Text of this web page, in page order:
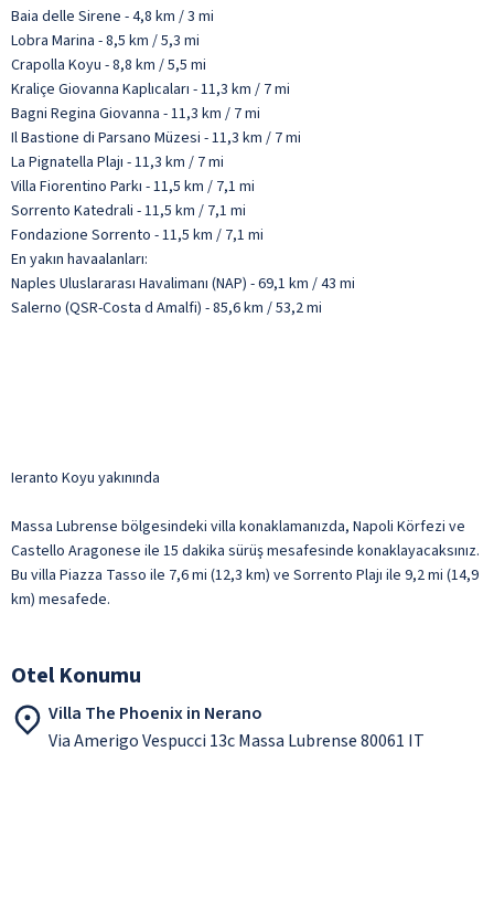
Baia delle Sirene - 4,8 km / 3 mi
Lobra Marina - 8,5 km / 5,3 mi
Crapolla Koyu - 8,8 km / 5,5 mi
Kraliçe Giovanna Kaplıcaları - 11,3 km / 7 mi
Bagni Regina Giovanna - 11,3 km / 7 mi
Il Bastione di Parsano Müzesi - 11,3 km / 7 mi
La Pignatella Plajı - 11,3 km / 7 mi
Villa Fiorentino Parkı - 11,5 km / 7,1 mi
Sorrento Katedrali - 11,5 km / 7,1 mi
Fondazione Sorrento - 11,5 km / 7,1 mi
En yakın havaalanları:
Naples Uluslararası Havalimanı (NAP) - 69,1 km / 43 mi
Salerno (QSR-Costa d Amalfi) - 85,6 km / 53,2 mi
Ieranto Koyu yakınında
Massa Lubrense bölgesindeki villa konaklamanızda, Napoli Körfezi ve
Castello Aragonese ile 15 dakika sürüş mesafesinde konaklayacaksınız.
Bu villa Piazza Tasso ile 7,6 mi (12,3 km) ve Sorrento Plajı ile 9,2 mi (14,9
km) mesafede.
Otel Konumu
Villa The Phoenix in Nerano
Via Amerigo Vespucci 13c Massa Lubrense 80061 IT